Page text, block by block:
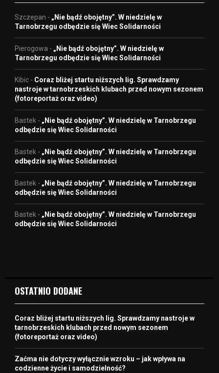
Szczepan - „Nie bądź obojętny”. W niedzielę w
Tarnobrzegu odbędzie się Wiec Solidarności
Pierogowa - „Nie bądź obojętny”. W niedzielę w
Tarnobrzegu odbędzie się Wiec Solidarności
Kibic - Coraz bliżej startu niższych lig. Sprawdzamy
nastroje w tarnobrzeskich klubach przed nowym sezonem
(fotoreportaż oraz video)
Bastek - „Nie bądź obojętny”. W niedzielę w Tarnobrzegu
odbędzie się Wiec Solidarności
Bastek - „Nie bądź obojętny”. W niedzielę w Tarnobrzegu
odbędzie się Wiec Solidarności
Bastek - „Nie bądź obojętny”. W niedzielę w Tarnobrzegu
odbędzie się Wiec Solidarności
Bastek - „Nie bądź obojętny”. W niedzielę w Tarnobrzegu
odbędzie się Wiec Solidarności
OSTATNIO DODANE
Coraz bliżej startu niższych lig. Sprawdzamy nastroje w
tarnobrzeskich klubach przed nowym sezonem
(fotoreportaż oraz video)
Zaćma nie dotyczy wyłącznie wzroku – jak wpływa na
codzienne życie i samodzielność?